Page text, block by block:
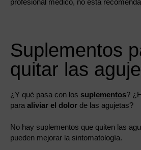
Suplementos
quitar las
¿Y qué pasa con los suplementos?
para aliviar el dolor de las agujetas?
No hay suplementos que quiten las
pueden mejorar la sintomatología.